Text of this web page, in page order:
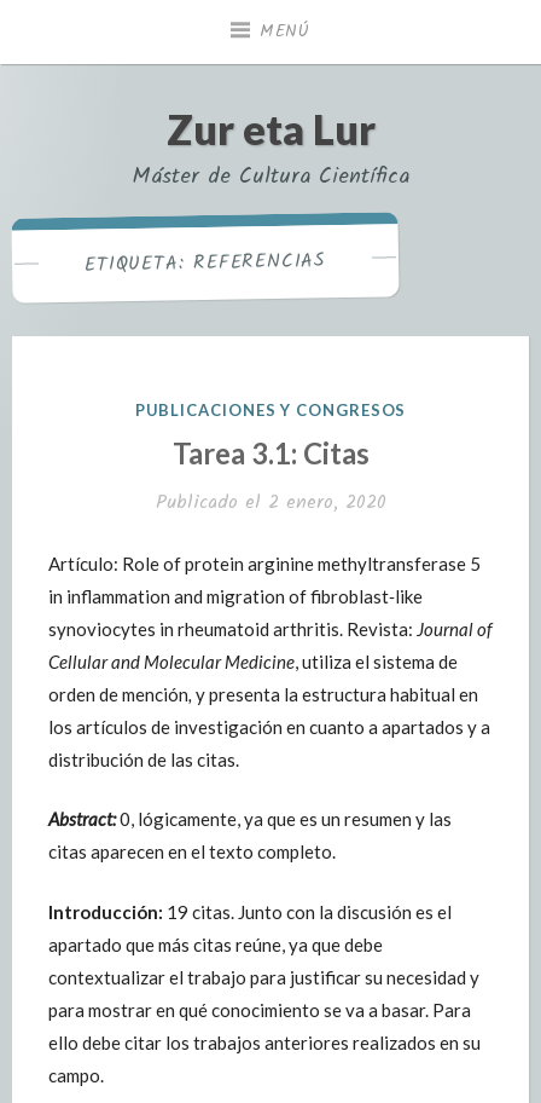
MENÚ
Zur eta Lur
Máster de Cultura Científica
ETIQUETA:REFERENCIAS
PUBLICACIONES Y CONGRESOS
Tarea 3.1: Citas
Publicado el 2 enero, 2020
Artículo: Role of protein arginine methyltransferase 5
in inflammation and migration of fibroblast‐like
synoviocytes in rheumatoid arthritis. Revista: Journal of
Cellular and Molecular Medicine , utiliza el sistema de
orden de mención y presenta la estructura habitual en
los artículos de investigación en cuanto a apartados y a
distribución de las citas.
Abstract:0, lógicamente, ya que es un resumen y las
citas aparecen en el texto completo.
Introducción: 19 citas. Junto con la discusión es el
apartado que más citas reúne, ya que debe
contextualizar el trabajo para justificar su necesidad y
para mostrar en qué conocimiento se va a basar. Para
ello debe citar los trabajos anteriores realizados en su
campo.